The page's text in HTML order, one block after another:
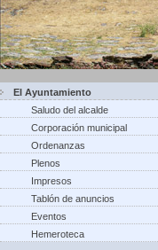
El Ayuntamiento
Saludo del alcalde
Corporación municipal
Ordenanzas
Plenos
Impresos
Tablón de anuncios
Eventos
Hemeroteca